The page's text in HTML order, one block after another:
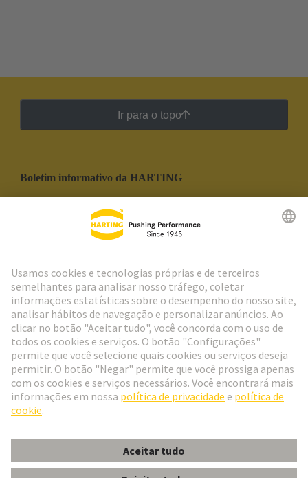
Ir para o topo
Boletim informativo da HARTING
Social Media
Portugal Português
© Grupo de Tecnologia HARTING